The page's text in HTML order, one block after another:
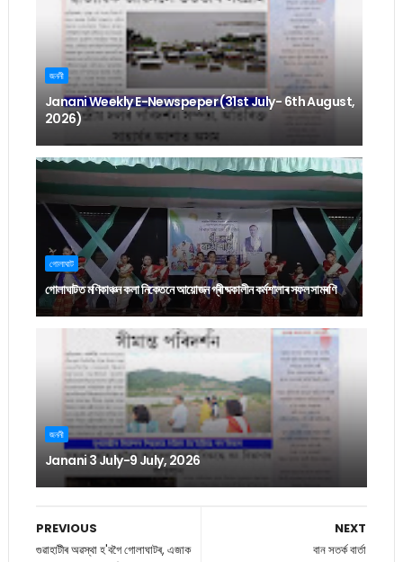
জননী
Janani Weekly E-Newspeper (31st July- 6th August,
2026)
গোলাঘাট
গোলাঘাটত মণিকাঞ্চন কলা নিকেতনে আয়োজন গ্ৰীষ্মকালীন কৰ্মশালাৰ সফল সামৰণি
জননী
Janani 3 July-9 July, 2026
NEXT
বান সতৰ্ক বাৰ্তা
PREVIOUS
গুৱাহাটীৰ অৱস্থা হ'বগৈ গোলাঘাটৰ, এজাক